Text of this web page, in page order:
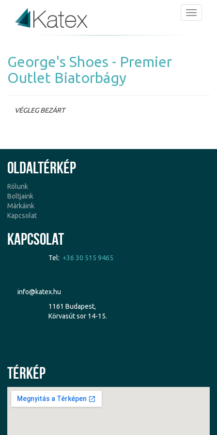
Menü
George's Shoes - Premier
Outlet Biatorbágy
VÉGLEG BEZÁRT
Oldaltérkép
Rólunk
Boltjaink
Márkáink
Kapcsolat
Kapcsolat
Tel: +36 30 515 9465
info@katex.hu
1161 Budapest,
Körvasút sor 14-15.
Térkép